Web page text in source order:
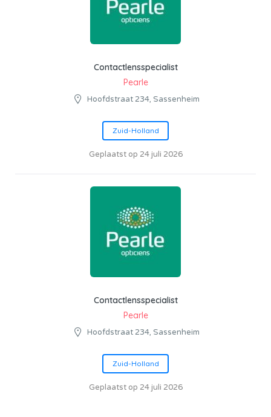
Contactlensspecialist
Pearle
Hoofdstraat 234, Sassenheim
Zuid-Holland
Geplaatst op 24 juli 2026
Contactlensspecialist
Pearle
Hoofdstraat 234, Sassenheim
Zuid-Holland
Geplaatst op 24 juli 2026